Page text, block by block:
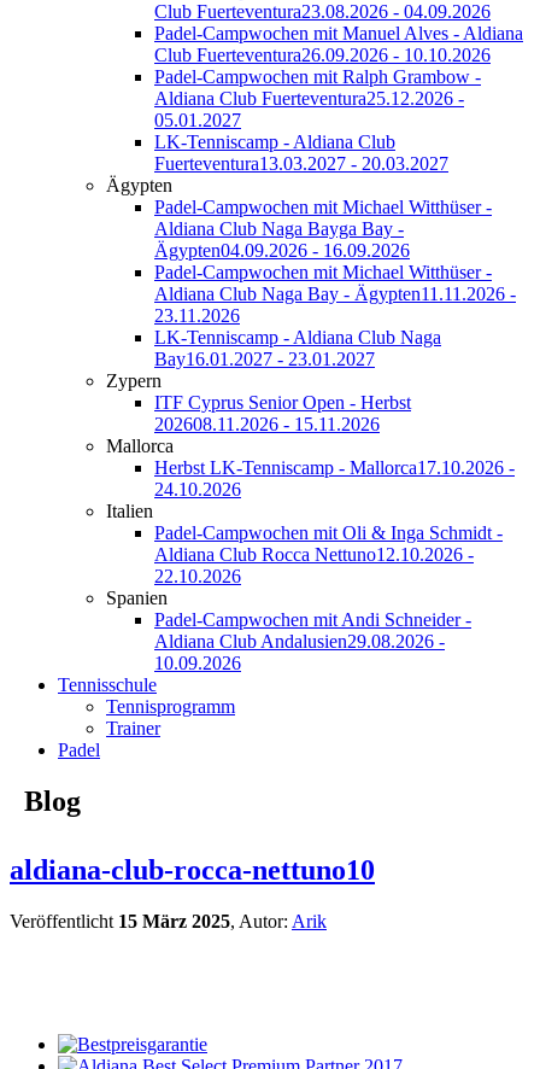
Club Fuerteventura23.08.2026 - 04.09.2026
Padel-Campwochen mit Manuel Alves - Aldiana
Club Fuerteventura26.09.2026 - 10.10.2026
Padel-Campwochen mit Ralph Grambow -
Aldiana Club Fuerteventura25.12.2026 -
05.01.2027
LK-Tenniscamp - Aldiana Club
Fuerteventura13.03.2027 - 20.03.2027
Ägypten
Padel-Campwochen mit Michael Witthüser -
Aldiana Club Naga Bayga Bay -
Ägypten04.09.2026 - 16.09.2026
Padel-Campwochen mit Michael Witthüser -
Aldiana Club Naga Bay - Ägypten11.11.2026 -
23.11.2026
LK-Tenniscamp - Aldiana Club Naga
Bay16.01.2027 - 23.01.2027
Zypern
ITF Cyprus Senior Open - Herbst
202608.11.2026 - 15.11.2026
Mallorca
Herbst LK-Tenniscamp - Mallorca17.10.2026 -
24.10.2026
Italien
Padel-Campwochen mit Oli & Inga Schmidt -
Aldiana Club Rocca Nettuno12.10.2026 -
22.10.2026
Spanien
Padel-Campwochen mit Andi Schneider -
Aldiana Club Andalusien29.08.2026 -
10.09.2026
Tennisschule
Tennisprogramm
Trainer
Padel
Blog
aldiana-club-rocca-nettuno10
Veröffentlicht 15 März 2025, Autor: Arik